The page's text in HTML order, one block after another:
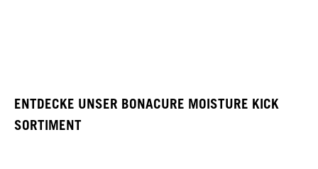
ENTDECKE UNSER BONACURE MOISTURE KICK
SORTIMENT